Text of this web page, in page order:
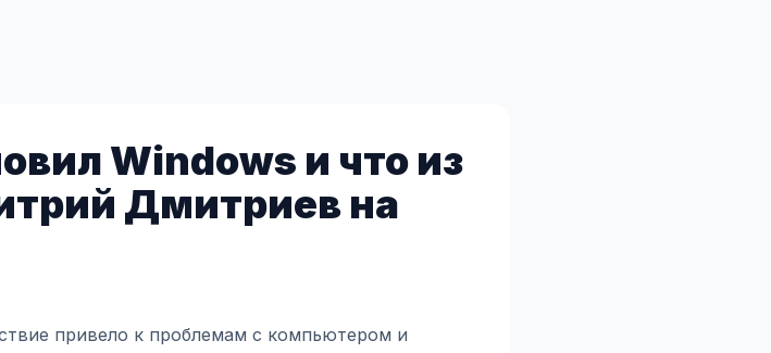
Windows и что из
Дмитриев на
привело к проблемам с компьютером и